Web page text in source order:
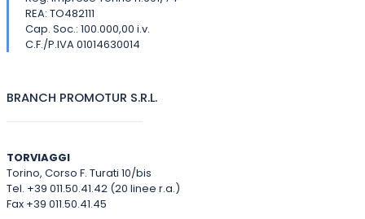
REA: TO482111
Cap. Soc.: 100.000,00 i.v.
C.F./P.IVA 01014630014
BRANCH PROMOTUR S.R.L.
TORVIAGGI
Torino, Corso F. Turati 10/bis
Tel. +39 011.50.41.42 (20 linee r.a.)
Fax +39 011.50.41.45